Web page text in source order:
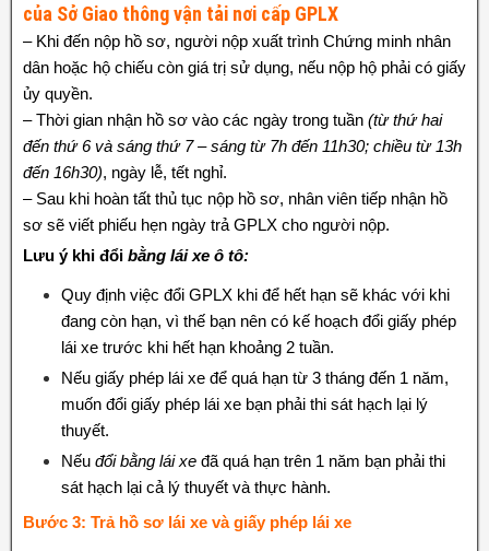
của Sở Giao thông vận tải nơi cấp GPLX
– Khi đến nộp hồ sơ, người nộp xuất trình Chứng minh nhân
dân hoặc hộ chiếu còn giá trị sử dụng, nếu nộp hộ phải có giấy
ủy quyền.
– Thời gian nhận hồ sơ vào các ngày trong tuần (từ thứ hai
đến thứ 6 và sáng thứ 7 – sáng từ 7h đến 11h30; chiều từ 13h
đến 16h30), ngày lễ, tết nghỉ.
– Sau khi hoàn tất thủ tục nộp hồ sơ, nhân viên tiếp nhận hồ
sơ sẽ viết phiếu hẹn ngày trả GPLX cho người nộp.
Lưu ý khi đổi bằng lái xe ô tô:
Quy định việc đổi GPLX khi để hết hạn sẽ khác với khi
đang còn hạn, vì thế bạn nên có kế hoạch đổi giấy phép
lái xe trước khi hết hạn khoảng 2 tuần.
Nếu giấy phép lái xe để quá hạn từ 3 tháng đến 1 năm,
muốn đổi giấy phép lái xe bạn phải thi sát hạch lại lý
thuyết.
Nếu đổi bằng lái xe đã quá hạn trên 1 năm bạn phải thi
sát hạch lại cả lý thuyết và thực hành.
Bước 3: Trả hồ sơ lái xe và giấy phép lái xe